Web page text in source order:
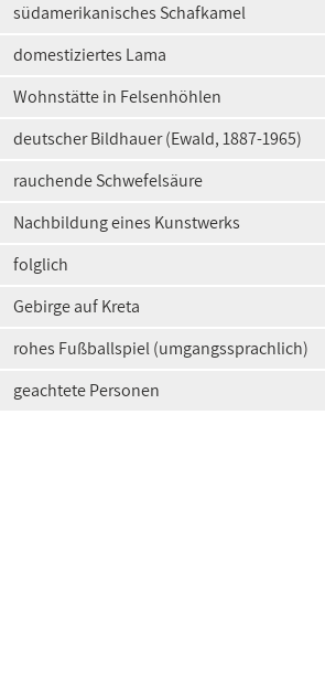
südamerikanisches Schafkamel
domestiziertes Lama
Wohnstätte in Felsenhöhlen
deutscher Bildhauer (Ewald, 1887-1965)
rauchende Schwefelsäure
Nachbildung eines Kunstwerks
folglich
Gebirge auf Kreta
rohes Fußballspiel (umgangssprachlich)
geachtete Personen